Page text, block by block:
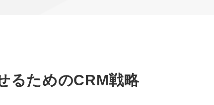
るためのCRM戦略